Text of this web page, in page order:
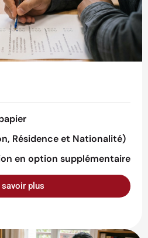
Résidence et Nationalité)
en option supplémentaire
savoir plus